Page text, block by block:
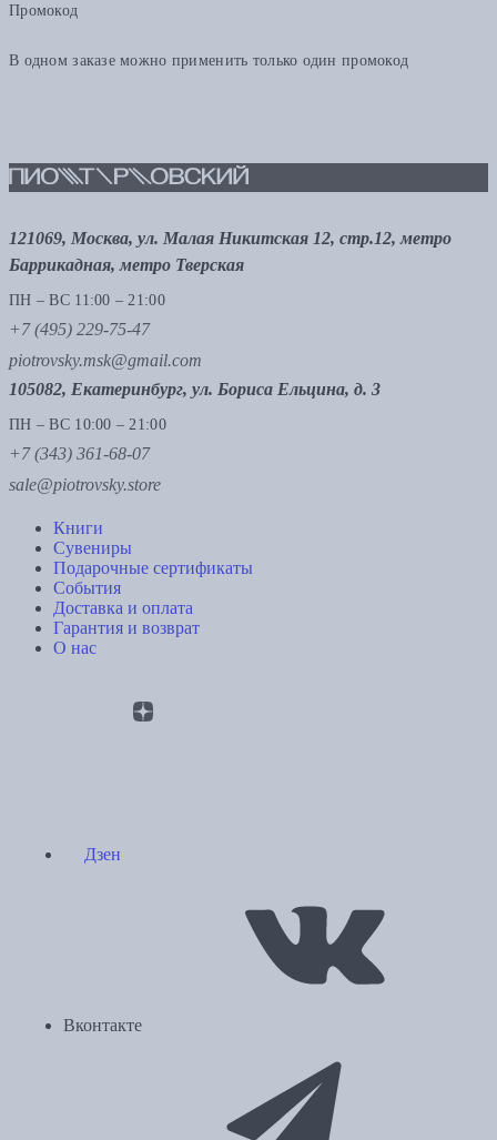
Промокод
В одном заказе можно применить только один промокод
121069, Москва, ул. Малая Никитская 12, стр.12, метро
Баррикадная, метро Тверская
ПН – ВС 11:00 – 21:00
+7 (495) 229-75-47
piotrovsky.msk@gmail.com
105082, Екатеринбург, ул. Бориса Ельцина, д. 3
ПН – ВС 10:00 – 21:00
+7 (343) 361-68-07
sale@piotrovsky.store
Книги
Сувениры
Подарочные сертификаты
События
Доставка и оплата
Гарантия и возврат
О нас
Дзен
Вконтакте